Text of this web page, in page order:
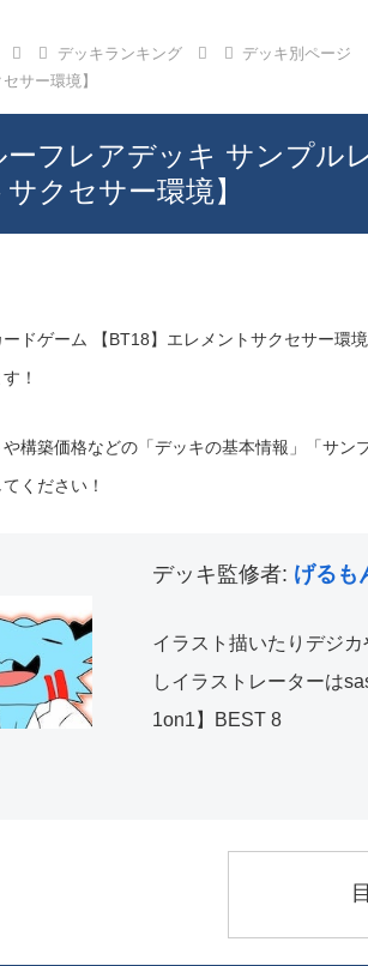
デッキランキング
デッキ別ページ
サー環境】
ーフレアデッキ サンプル
サクセサー環境】
ドゲーム 【BT18】エレメントサクセサー環
！
や構築価格などの「デッキの基本情報」「サ
ください！
デッキ監修者: げるも
イラスト描いたりデジ
しイラストレーターは
1on1】BEST 8